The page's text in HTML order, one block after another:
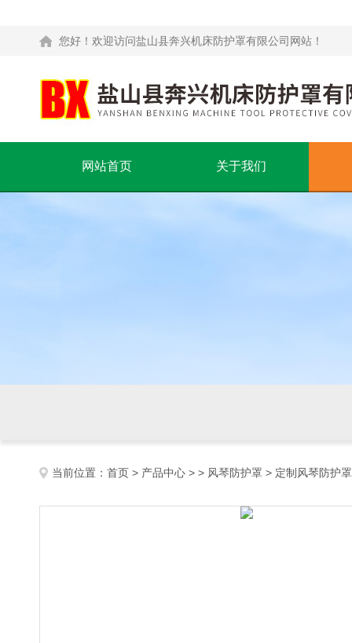
您好！欢迎访问盐山县奔兴机床防护罩有限公司网站！
网站首页 关于我们
当前位置： 首页 > 产品中心 > > 风琴防护罩 > 定制风琴防护